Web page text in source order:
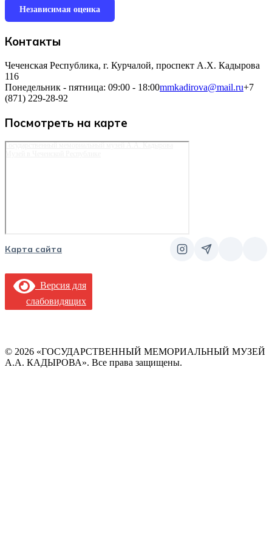
Независимая оценка
Контакты
Чеченская Республика, г. Курчалой, проспект А.Х. Кадырова
116
Понедельник - пятница: 09:00 - 18:00mmkadirova@mail.ru+7
(871) 229-28-92
Посмотреть на карте
Карта сайта
Версия для
слабовидящих
© 2026 «ГОСУДАРСТВЕННЫЙ МЕМОРИАЛЬНЫЙ МУЗЕЙ
А.А. КАДЫРОВА». Все права защищены.